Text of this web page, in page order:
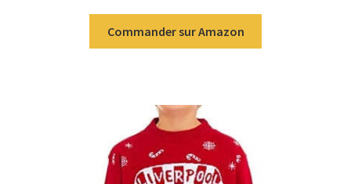
Commander sur Amazon